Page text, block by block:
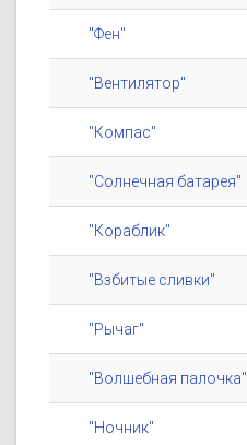
"Фен"
"Вентилятор"
"Компас"
"Солнечная батарея"
"Кораблик"
"Взбитые сливки"
"Рычаг"
"Волшебная палочка"
"Ночник"